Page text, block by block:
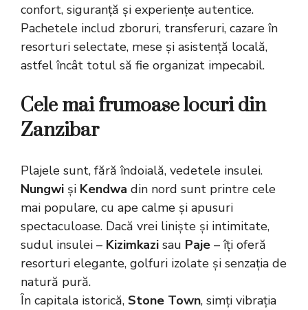
confort, siguranță și experiențe autentice.
Pachetele includ zboruri, transferuri, cazare în
resorturi selectate, mese și asistență locală,
astfel încât totul să fie organizat impecabil.
Cele mai frumoase locuri din
Zanzibar
Plajele sunt, fără îndoială, vedetele insulei.
Nungwi și Kendwa din nord sunt printre cele
mai populare, cu ape calme și apusuri
spectaculoase. Dacă vrei liniște și intimitate,
sudul insulei – Kizimkazi sau Paje – îți oferă
resorturi elegante, golfuri izolate și senzația de
natură pură.
În capitala istorică, Stone Town, simți vibrația